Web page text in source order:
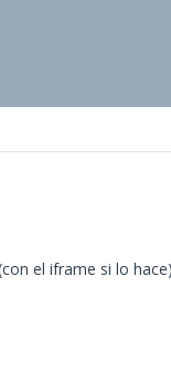
el iframe si lo